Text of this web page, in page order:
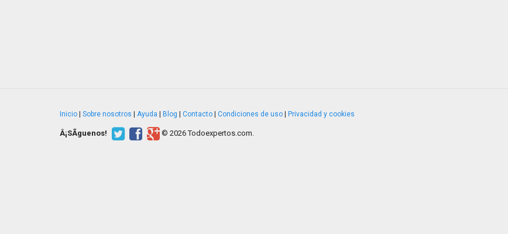
Inicio Sobre nosotros Ayuda Blog Contacto Condiciones de uso Privacidad y cookies
Â¡SÃ­guenos! © 2026 Todoexpertos.com.